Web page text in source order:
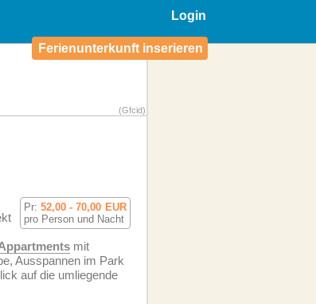
Login
Ferienunterkunft inserieren
(Gfcid)
Pr: 52,00 - 70,00 EUR
pro Person und Nacht
mit
Ausspannen im Park
auf die umliegende